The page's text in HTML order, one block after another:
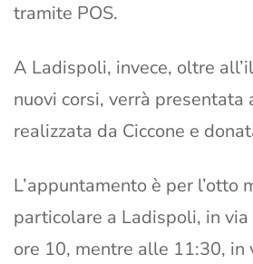
tramite POS.
A Ladispoli, invece, oltre
nuovi corsi, verrà presentata
realizzata da Ciccone e
L’appuntamento è per l’otto
particolare a Ladispoli, in
ore 10, mentre alle 11:30,